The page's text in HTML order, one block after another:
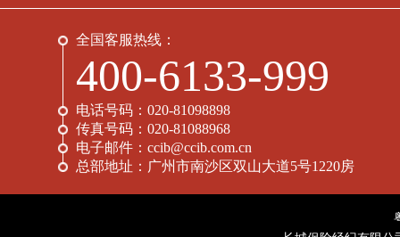
全国客服热线：
400-6133-999
电话号码： 020-81098898
传真号码： 020-81088968
电子邮件： ccib@ccib.com.cn
总部地址： 广州市南沙区双山大道5号1220房